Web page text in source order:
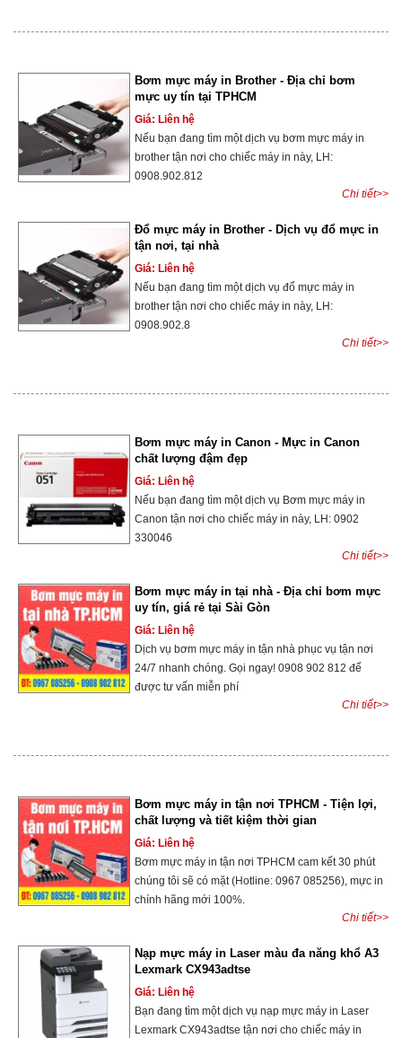
Bơm mực máy in Brother - Địa chỉ bơm
mực uy tín tại TPHCM
Giá: Liên hệ
Nếu bạn đang tìm một dịch vụ bơm mực máy in
brother tận nơi cho chiếc máy in này, LH:
0908.902.812
Chi tiết>>
Đổ mực máy in Brother - Dịch vụ đổ mực in
tận nơi, tại nhà
Giá: Liên hệ
Nếu bạn đang tìm một dịch vụ đổ mực máy in
brother tận nơi cho chiếc máy in này, LH:
0908.902.8
Chi tiết>>
Bơm mực máy in Canon - Mực in Canon
chất lượng đậm đẹp
Giá: Liên hệ
Nếu bạn đang tìm một dịch vụ Bơm mực máy in
Canon tận nơi cho chiếc máy in này, LH: 0902
330046
Chi tiết>>
Bơm mực máy in tại nhà - Địa chỉ bơm mực
uy tín, giá rẻ tại Sài Gòn
Giá: Liên hệ
Dịch vụ bơm mực máy in tận nhà phục vụ tận nơi
24/7 nhanh chóng. Gọi ngay! 0908 902 812 để
được tư vấn miễn phí
Chi tiết>>
Bơm mực máy in tận nơi TPHCM - Tiện lợi,
chất lượng và tiết kiệm thời gian
Giá: Liên hệ
Bơm mực máy in tận nơi TPHCM cam kết 30 phút
chúng tôi sẽ có mặt (Hotline: 0967 085256), mực in
chính hãng mới 100%.
Chi tiết>>
Nạp mực máy in Laser màu đa năng khổ A3
Lexmark CX943adtse
Giá: Liên hệ
Bạn đang tìm một dịch vụ nạp mực máy in Laser
Lexmark CX943adtse tận nơi cho chiếc máy in